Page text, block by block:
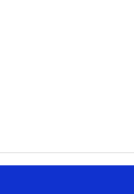
hebben verzameld